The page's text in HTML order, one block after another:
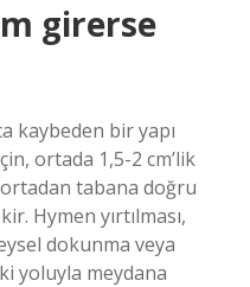
girerse
kaybeden bir yapı
ortada 1,5-2 cm’lik
tabana doğru
Hymen yırtılması,
dokunma veya
yoluyla meydana